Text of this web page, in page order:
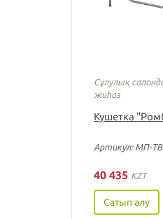
Сұлулық
жиһаз
Кушетка
Артикул: МП-
40 435 KZT
Сатып алу